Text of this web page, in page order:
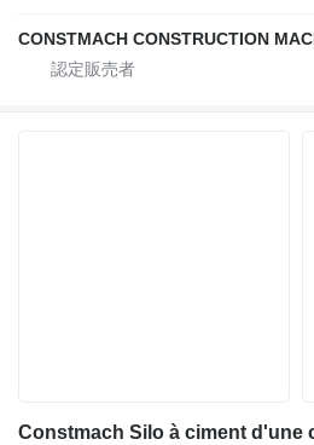
CONSTMACH CONSTRUCTION